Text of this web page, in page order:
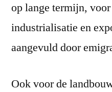
op lange termijn,
industrialisatie en
aangevuld door
Ook voor de